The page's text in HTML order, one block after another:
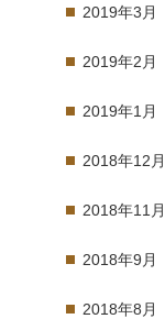
2019年3月
2019年2月
2019年1月
2018年12月
2018年11月
2018年9月
2018年8月